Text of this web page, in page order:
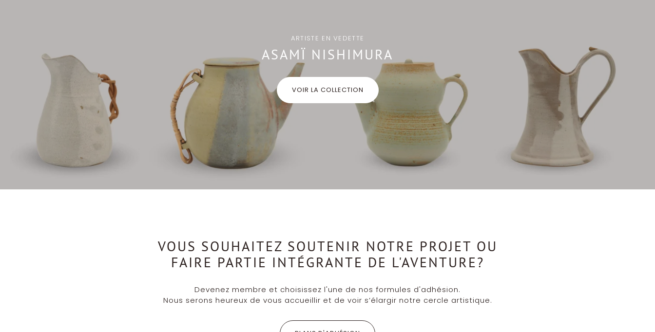
ARTISTE EN VEDETTE
ASAMÏ NISHIMURA
VOIR LA COLLECTION
VOUS SOUHAITEZ SOUTENIR NOTRE PROJET OU
FAIRE PARTIE INTÉGRANTE DE L'AVENTURE?
Devenez membre et choisissez l'une de nos formules d'adhésion.
Nous serons heureux de vous accueillir et de voir s’élargir notre cercle artistique.